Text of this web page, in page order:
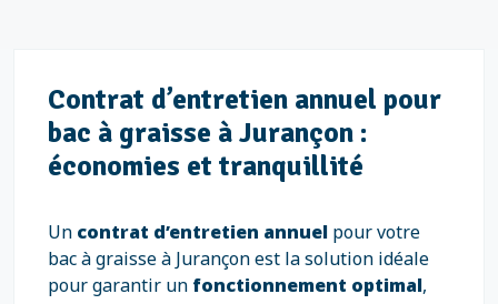
Contrat d’entretien annuel pour
bac à graisse à Jurançon :
économies et tranquillité
Un contrat d’entretien annuel pour votre
bac à graisse à Jurançon est la solution idéale
pour garantir un fonctionnement optimal,